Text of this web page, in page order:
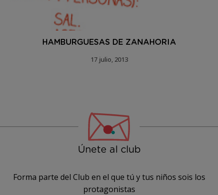
HAMBURGUESAS DE ZANAHORIA
17 julio, 2013
Únete al club
Forma parte del Club en el que tú y tus niños sois los
protagonistas